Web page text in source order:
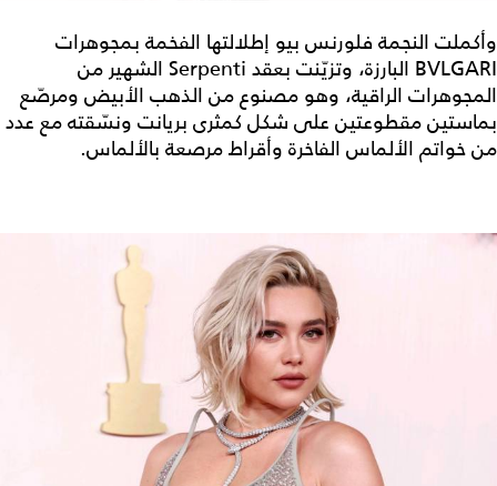
وأكملت النجمة فلورنس بيو إطلالتها الفخمة بمجوهرات
BVLGARI البارزة، وتزيّنت بعقد Serpenti الشهير من
المجوهرات الراقية، وهو مصنوع من الذهب الأبيض ومرصّع
بماستين مقطوعتين على شكل كمثرى بريانت ونسّقته مع عدد
من خواتم الألماس الفاخرة وأقراط مرصعة بالألماس.